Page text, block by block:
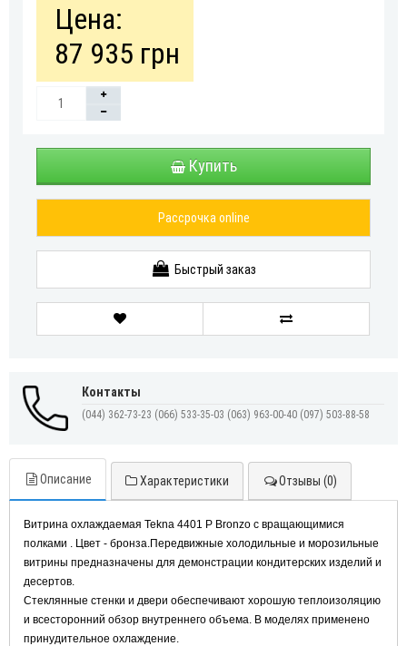
Цена:
87 935 грн
Купить
Рассрочка online
Быстрый заказ
Контакты
(044) 362-73-23 (066) 533-35-03 (063) 963-00-40 (097) 503-88-58
Описание Характеристики Отзывы (0)
Витрина охлаждаемая Tekna 4401 P Bronzo с вращающимися
полками
Цвет - бронза Передвижные холодильные и морозильные
витрины предназначены для демонстрации кондитерских изделий и
десертов
Стеклянные стенки и двери обеспечивают хорошую теплоизоляцию
и всесторонний обзор внутреннего объема. В моделях применено
принудительное охлаждение.